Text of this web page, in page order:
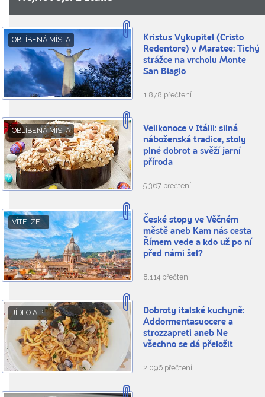
OBLÍBENÁ MÍSTA
Kristus Vykupitel (Cristo
Redentore) v Maratee: Tichý
strážce na vrcholu Monte
San Biagio
1.878 přečtení
OBLÍBENÁ MÍSTA
Velikonoce v Itálii: silná
náboženská tradice, stoly
plné dobrot a svěží jarní
příroda
5.367 přečtení
VÍTE, ŽE...
České stopy ve Věčném
městě aneb Kam nás cesta
Římem vede a kdo už po ní
před námi šel?
8.114 přečtení
JÍDLO A PITÍ
Dobroty italské kuchyně:
Addormentasuocere a
strozzapreti aneb Ne
všechno se dá přeložit
2.096 přečtení